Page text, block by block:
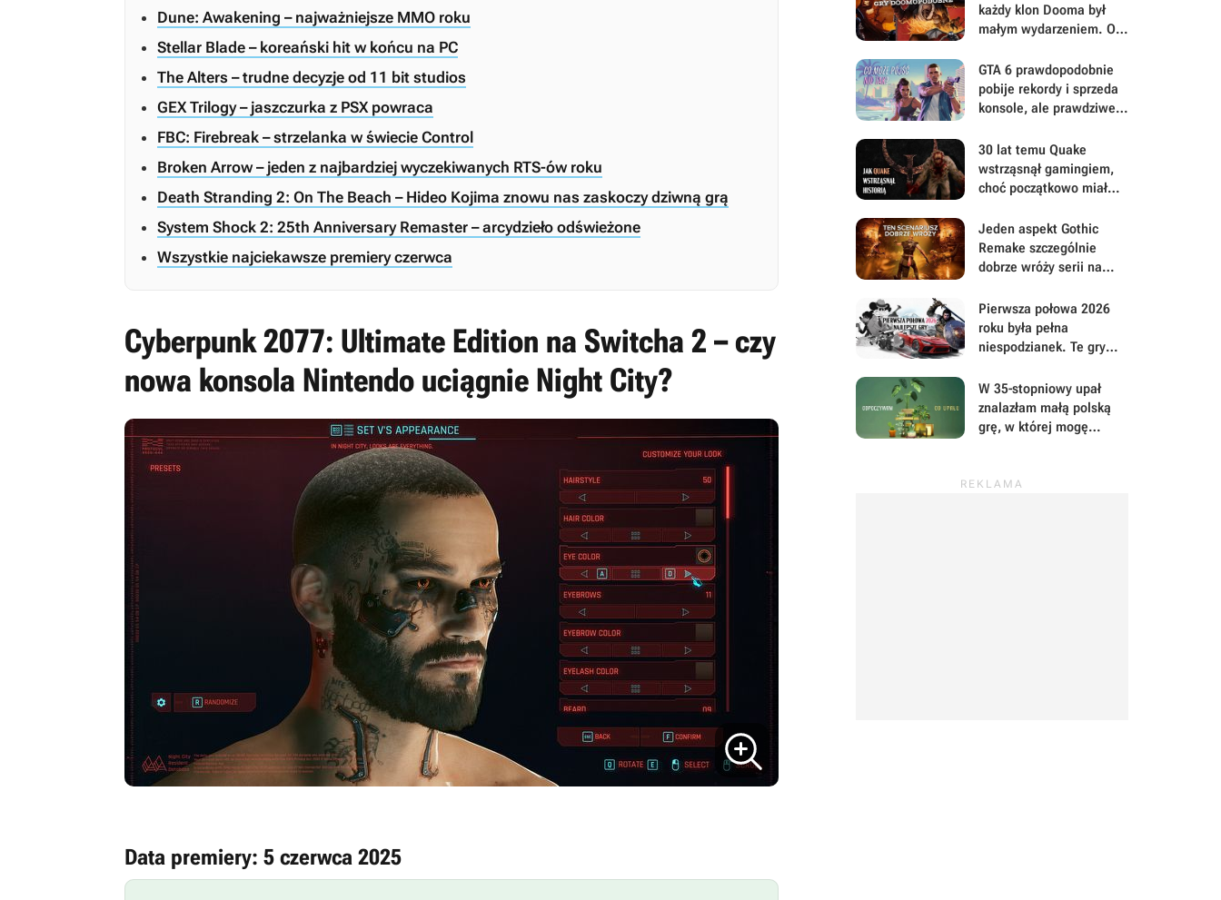
Dune: Awakening – najważniejsze MMO roku
Stellar Blade – koreański hit w końcu na PC
The Alters – trudne decyzje od 11 bit studios
GEX Trilogy – jaszczurka z PSX powraca
FBC: Firebreak – strzelanka w świecie Control
Broken Arrow – jeden z najbardziej wyczekiwanych RTS-ów roku
Death Stranding 2: On The Beach – Hideo Kojima znowu nas zaskoczy dziwną grą
System Shock 2: 25th Anniversary Remaster – arcydzieło odświeżone
Wszystkie najciekawsze premiery czerwca
Cyberpunk 2077: Ultimate Edition na Switcha 2 – czy
nowa konsola Nintendo uciągnie Night City?
Data premiery: 5 czerwca 2025
każdy klon Dooma był
małym wydarzeniem. Oto
FPS-y lat 90.
GTA 6 prawdopodobnie
pobije rekordy i sprzeda
konsole, ale prawdziwe
będą musieli mu
wybaczyć
30 lat temu Quake
wstrząsnął gamingiem,
choć początkowo miał
Jeden aspekt Gothic
Remake szczególnie
dobrze wróży serii na
mają powody do dumy
Pierwsza połowa 2026
roku była pełna
niespodzianek. Te gry
uwagę i Wasz czas
W 35-stopniowy upał
znalazłam małą polską
grę, w której mogę
wszystkiego